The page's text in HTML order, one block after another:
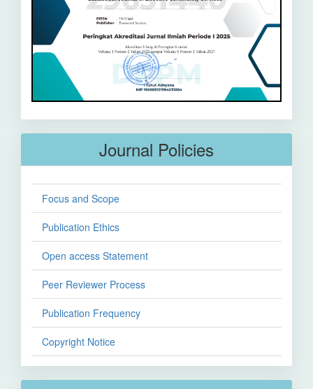
Journal Policies
Focus and Scope
Publication Ethics
Open access Statement
Peer Reviewer Process
Publication Frequency
Copyright Notice